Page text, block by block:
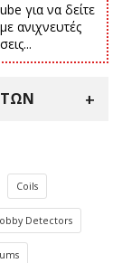
για να δείτε
ανιχνευτές
Coils
Detectors